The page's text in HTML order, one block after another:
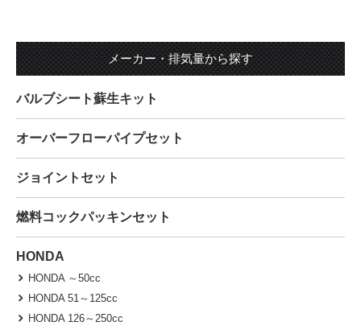
メーカー・排気量から探す
バルブシート蘇生キット
オーバーフローパイプセット
ジョイントセット
燃料コックパッキンセット
HONDA
HONDA ～50cc
HONDA 51～125cc
HONDA 126～250cc